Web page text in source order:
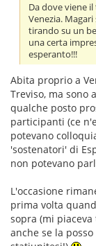
Da dove viene
Venezia.
tirando su un
una certa
esperanto!!!
Abita proprio a
Treviso, ma sono
qualche posto
participanti (ce
potevano
'sostenatori' di
non potevano
L'occasione
prima volta
sopra (mi
anche se la